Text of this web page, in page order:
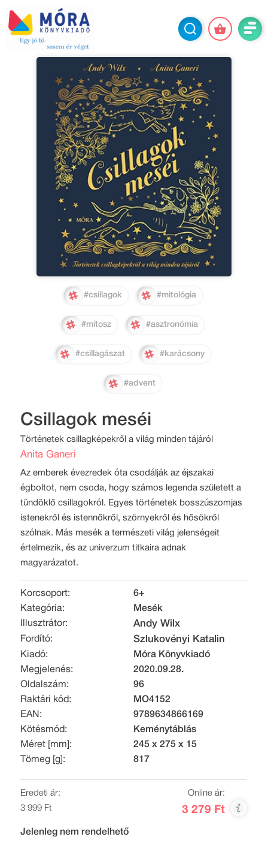
#csillagok #mitológia
#mítosz #asztronómia
#csillagászat #karácsony
#advent
Csillagok meséi
Történetek csillagképekről a világ minden tájáról
Anita Ganeri
Az emberek évezredek óta csodálják az éjszakai
égboltot, nem csoda, hogy számos legenda született a
tündöklő csillagokról. Egyes történetek bosszúszomjas
istenekről és istennőkről, szörnyekről és hősökről
szólnak. Más mesék a természeti világ jelenségeit
értelmezik, és az univerzum titkaira adnak
magyarázatot.
Korcsoport:
6+
Kategória:
Mesék
Illusztrátor:
Andy Wilx
Fordító: Szlukovényi Katalin
Kiadó:
Móra Könyvkiadó
Megjelenés:
2020.09.28.
Oldalszám:
96
Raktári kód:
MO4152
EAN:
9789634866169
Kötésmód:
Keménytáblás
Méret [mm]:
245 x 275 x 15
Tömeg [g]:
817
Eredeti ár:
3 999 Ft
Online ár:
3 279 Ft
Jelenleg nem rendelhető